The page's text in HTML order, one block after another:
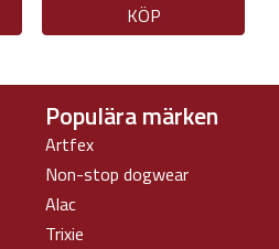
KÖP
Populära märken
Artfex
Non-stop dogwear
Alac
Trixie